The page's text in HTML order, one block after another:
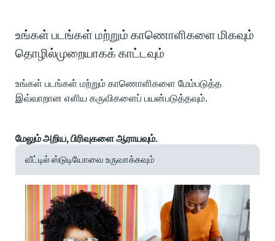
உங்கள் படங்கள் மற்றும் காணொளிகளை மிகவும்
தொழில்முறையாகக் காட்டவும்
உங்கள் படங்கள் மற்றும் காணொளிகளை மேம்படுத்த
இவ்வாறான எளிய கருவிகளைப் பயன்படுத்தவும்.
மேலும் அறிய, பிரிவுகளை ஆராயவும்.
வீட்டில் ஸ்டுடியோவை உருவாக்கவும்